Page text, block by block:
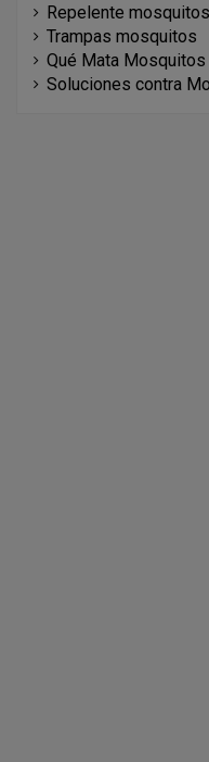
Repelente mosquitos
Trampas mosquitos
Qué Mata
Soluciones contra